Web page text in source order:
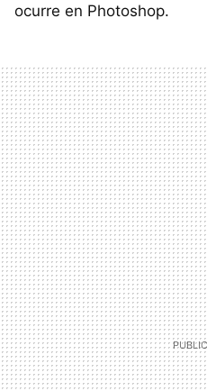
ocurre en Photoshop.